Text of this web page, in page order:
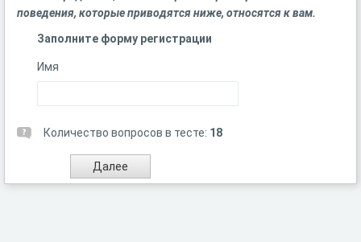
поведения, которые приводятся ниже, относятся к вам.
Заполните форму регистрации
Имя
Количество вопросов в тесте: 18